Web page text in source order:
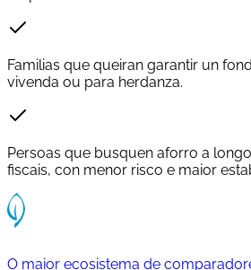
Familias que queiran garantir un
vivenda ou para herdanza.
Persoas que busquen aforro a
fiscais, con menor risco e maior
O maior ecosistema de